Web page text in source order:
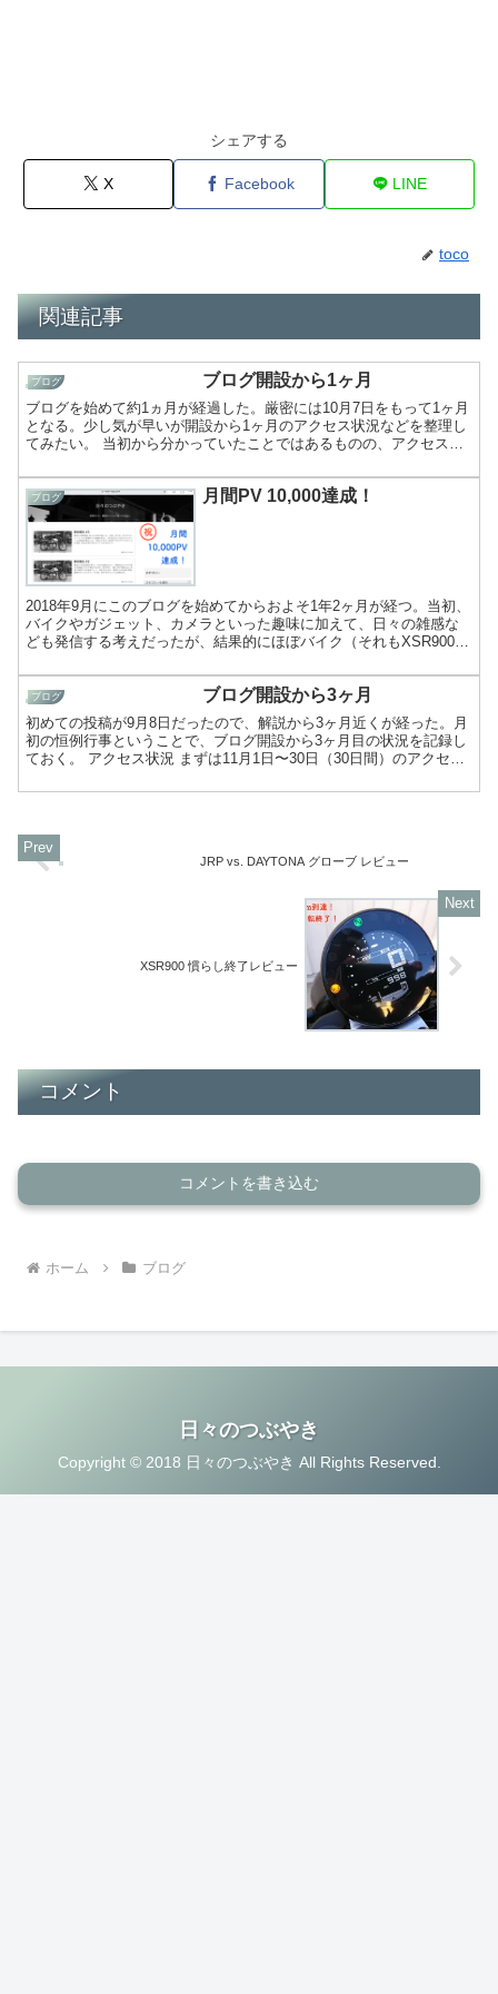
シェアする
X Facebook LINE
toco
関連記事
ブログ ブログ開設から1ヶ月
ブログを始めて約1ヵ月が経過した。厳密には10月7日をもって1ヶ月
となる。少し気が早いが開設から1ヶ月のアクセス状況などを整理し
てみたい。 当初から分かっていたことではあるものの、アクセス数
ブログ 月間PV 10,000達成！
2018年9月にこのブログを始めてからおよそ1年2ヶ月が経つ。当初、
バイクやガジェット、カメラといった趣味に加えて、日々の雑感な
ども発信する考えだったが、結果的にほぼバイク（それもXSR900と
ブログ ブログ開設から3ヶ月
初めての投稿が9月8日だったので、解説から3ヶ月近くが経った。月
初の恒例行事ということで、ブログ開設から3ヶ月目の状況を記録し
ておく。 アクセス状況 まずは11月1日〜30日（30日間）のアクセス
JRP vs. DAYTONA グローブ レビュー
XSR900 慣らし終了レビュー
コメント
コメントを書き込む
ホーム ブログ
日々のつぶやき
Copyright © 2018 日々のつぶやき All Rights Reserved.